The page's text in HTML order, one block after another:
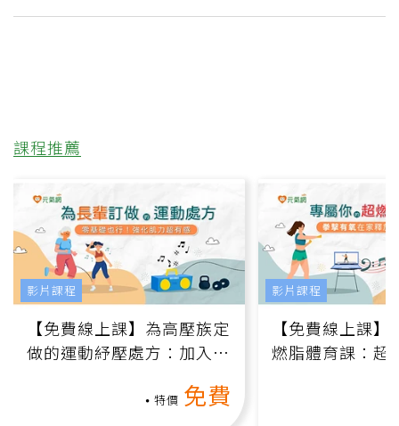
課程推薦
【免費線上課】為高壓族定
做的運動紓壓處方：加入行
特價 免費
影片課程
【免費線上課
燃脂體育課：超
影片課程